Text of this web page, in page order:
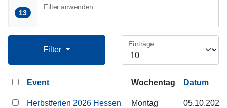
13
Filter anwenden...
Filter
Einträge
Event Wochentag Datum
Herbstferien 2026 Hessen Montag 05.10.2026